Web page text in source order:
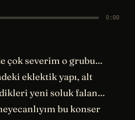
0:00
çok severim o grubu…
eklektik yapı, alt
yeni soluk falan…
bu konser